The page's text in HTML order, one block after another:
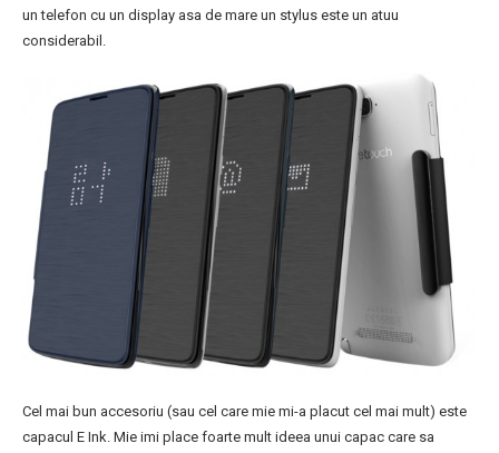
un telefon cu un display asa de mare un stylus este un atuu
considerabil.
Cel mai bun accesoriu (sau cel care mie mi-a placut cel mai mult) este
capacul E Ink. Mie imi place foarte mult ideea unui capac care sa